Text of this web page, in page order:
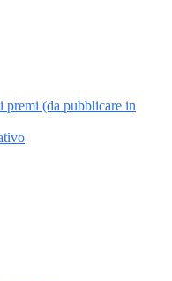
premi (da pubblicare in